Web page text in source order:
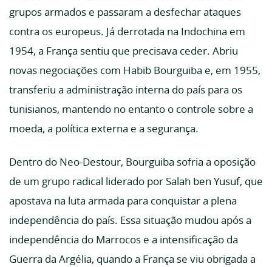
grupos armados e passaram a desfechar ataques
contra os europeus. Já derrotada na Indochina em
1954, a França sentiu que precisava ceder. Abriu
novas negociações com Habib Bourguiba e, em 1955,
transferiu a administração interna do país para os
tunisianos, mantendo no entanto o controle sobre a
moeda, a política externa e a segurança.
Dentro do Neo-Destour, Bourguiba sofria a oposição
de um grupo radical liderado por Salah ben Yusuf, que
apostava na luta armada para conquistar a plena
independência do país. Essa situação mudou após a
independência do Marrocos e a intensificação da
Guerra da Argélia, quando a França se viu obrigada a